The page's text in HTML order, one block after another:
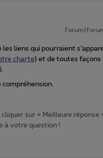
les liens qui pourraient
charte) et de toutes façons
compréhension.
cliquer sur « Meilleure réponse
à votre question !